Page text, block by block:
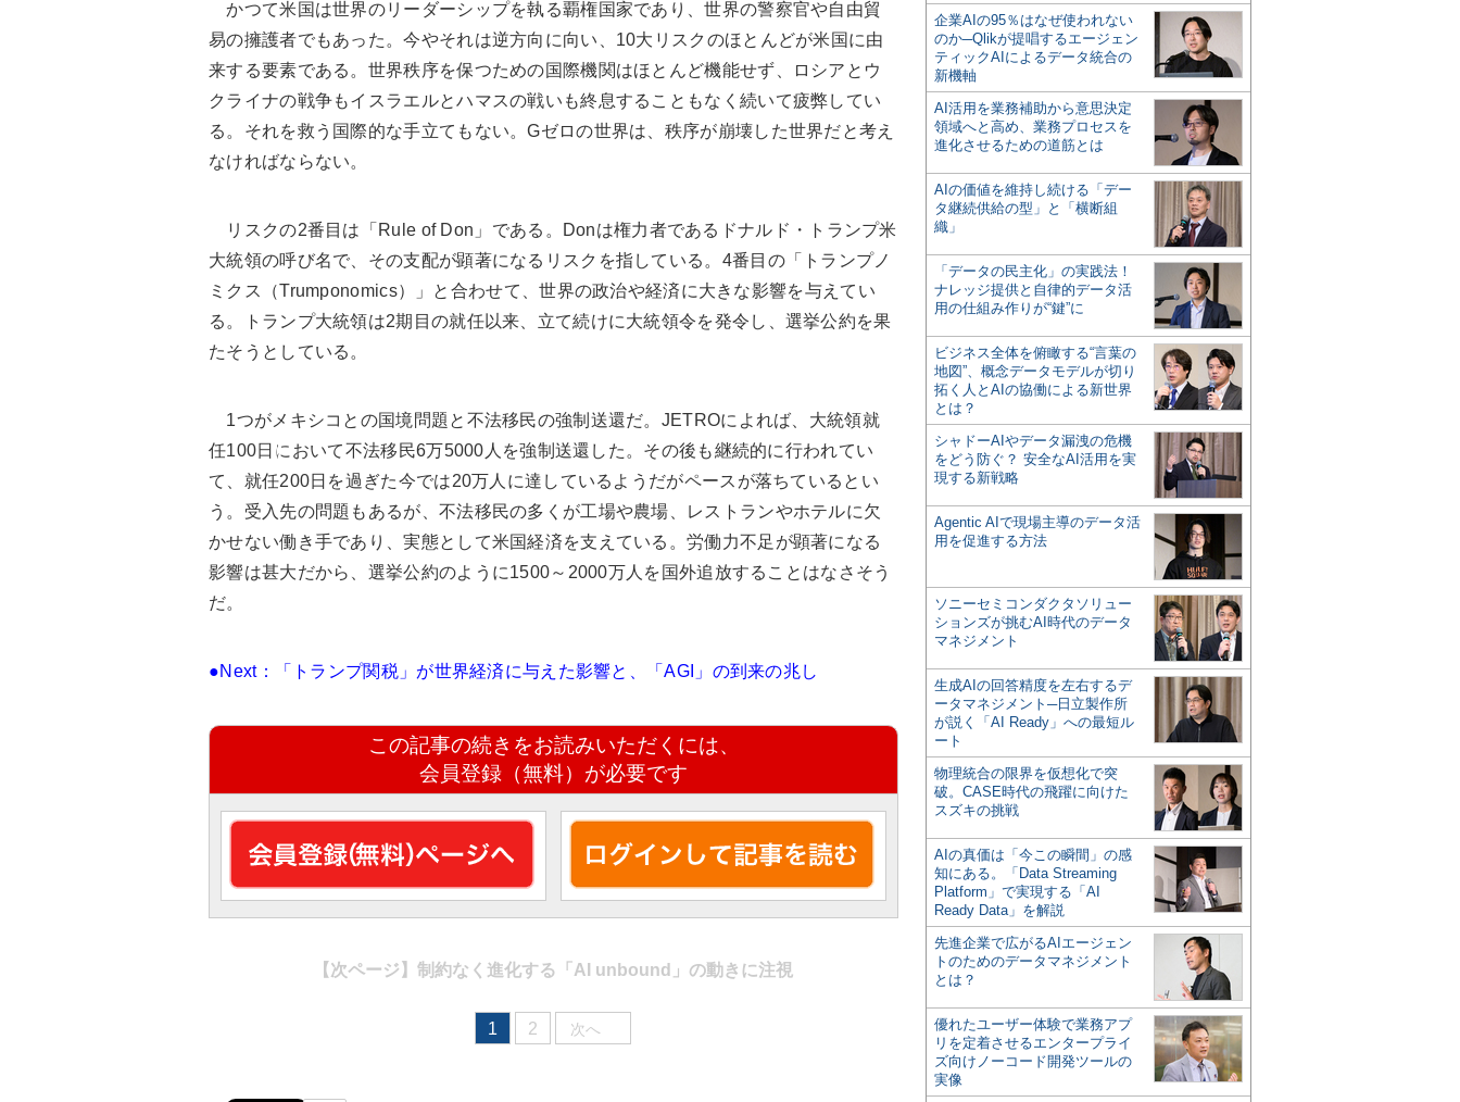
かつて米国は世界のリーダーシップを執る覇権国家であり、世界の警察官や自由貿
易の擁護者でもあった。今やそれは逆方向に向い、10大リスクのほとんどが米国に由
来する要素である。世界秩序を保つための国際機関はほとんど機能せず、ロシアとウ
クライナの戦争もイスラエルとハマスの戦いも終息することもなく続いて疲弊してい
る。それを救う国際的な手立てもない。Gゼロの世界は、秩序が崩壊した世界だと考え
なければならない。
リスクの2番目は「Rule of Don」である。Donは権力者であるドナルド・トランプ米
大統領の呼び名で、その支配が顕著になるリスクを指している。4番目の「トランプノ
ミクス（Trumponomics）」と合わせて、世界の政治や経済に大きな影響を与えてい
る。トランプ大統領は2期目の就任以来、立て続けに大統領令を発令し、選挙公約を果
たそうとしている。
1つがメキシコとの国境問題と不法移民の強制送還だ。JETROによれば、大統領就
任100日において不法移民6万5000人を強制送還した。その後も継続的に行われてい
て、就任200日を過ぎた今では20万人に達しているようだがペースが落ちているとい
う。受入先の問題もあるが、不法移民の多くが工場や農場、レストランやホテルに欠
かせない働き手であり、実態として米国経済を支えている。労働力不足が顕著になる
影響は甚大だから、選挙公約のように1500～2000万人を国外追放することはなさそう
だ。
●Next：「トランプ関税」が世界経済に与えた影響と、「AGI」の到来の兆し
この記事の続きをお読みいただくには、
会員登録（無料）が必要です
【次ページ】 制約なく進化する「AI unbound」の動きに注視
1 2 次へ
企業AIの95％はなぜ使われない
のか─Qlikが提唱するエージェン
ティックAIによるデータ統合の
新機軸
AI活用を業務補助から意思決定
領域へと高め、業務プロセスを
進化させるための道筋とは
AIの価値を維持し続ける「デー
タ継続供給の型」と「横断組
織」
「データの民主化」の実践法！
ナレッジ提供と自律的データ活
用の仕組み作りが“鍵”に
ビジネス全体を俯瞰する“言葉の
地図”、概念データモデルが切り
拓く人とAIの協働による新世界
とは？
シャドーAIやデータ漏洩の危機
をどう防ぐ？ 安全なAI活用を実
現する新戦略
Agentic AIで現場主導のデータ活
用を促進する方法
ソニーセミコンダクタソリュー
ションズが挑むAI時代のデータ
マネジメント
生成AIの回答精度を左右するデ
ータマネジメント─日立製作所
が説く「AI Ready」への最短ル
ート
物理統合の限界を仮想化で突
破。CASE時代の飛躍に向けた
スズキの挑戦
AIの真価は「今この瞬間」の感
知にある。「Data Streaming
Platform」で実現する「AI
Ready Data」を解説
先進企業で広がるAIエージェン
トのためのデータマネジメント
とは？
優れたユーザー体験で業務アプ
リを定着させるエンタープライ
ズ向けノーコード開発ツールの
実像